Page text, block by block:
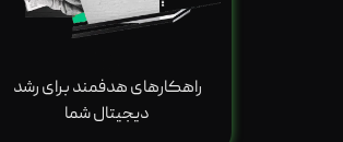
راهکارهای هدفمند برای رشد
دیجیتال شما